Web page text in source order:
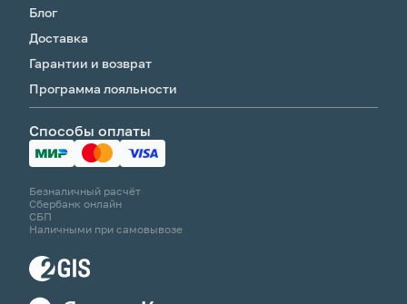
Блог
Доставка
Гарантии и возврат
Программа лояльности
Способы оплаты
Безналичный расчёт
Сбербанк онлайн
СБП
Наличными при самовывозе